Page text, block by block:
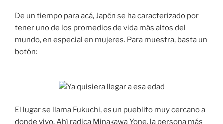
De un tiempo para acá, Japón se ha caracterizado por
tener uno de los promedios de vida más altos del
mundo, en especial en mujeres. Para muestra, basta un
botón:
El lugar se llama Fukuchi, es un pueblito muy cercano a
donde vivo. Ahí radica Minakawa Yone, la persona más